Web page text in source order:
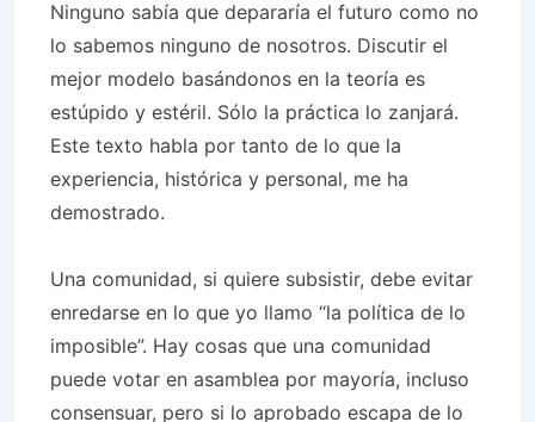
Ninguno sabía que depararía el futuro como no
lo sabemos ninguno de nosotros. Discutir el
mejor modelo basándonos en la teoría es
estúpido y estéril. Sólo la práctica lo zanjará.
Este texto habla por tanto de lo que la
experiencia, histórica y personal, me ha
demostrado.
Una comunidad, si quiere subsistir, debe evitar
enredarse en lo que yo llamo “la política de lo
imposible”. Hay cosas que una comunidad
puede votar en asamblea por mayoría, incluso
consensuar, pero si lo aprobado escapa de lo